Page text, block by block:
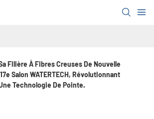
Filière À Fibres Creuses De Nouvelle
Salon WATERTECH, Révolutionnant
Technologie De Pointe.